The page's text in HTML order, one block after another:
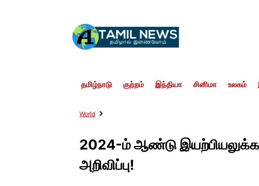
தமிழ்நாடு குற்றம் இந்தியா சினிமா உலகம்
World
2024-ம் ஆண்டு
அறிவிப்பு!